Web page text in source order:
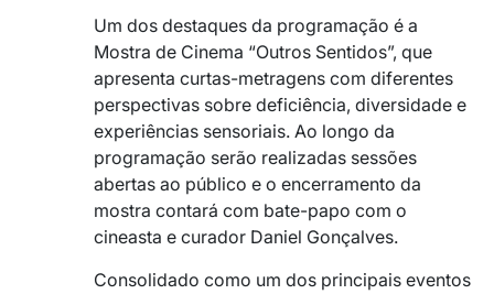
Um dos destaques da programação é a
Mostra de Cinema “Outros Sentidos”, que
apresenta curtas-metragens com diferentes
perspectivas sobre deficiência, diversidade e
experiências sensoriais. Ao longo da
programação serão realizadas sessões
abertas ao público e o encerramento da
mostra contará com bate-papo com o
cineasta e curador Daniel Gonçalves.
Consolidado como um dos principais eventos